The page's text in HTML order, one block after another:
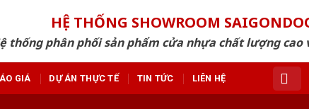
HỆ THỐNG SHOWROOM
thống phân phối sản phẩm cửa nhựa chất lượng cao
GIÁ DỰ ÁN THỰC TẾ TIN TỨC LIÊN HỆ